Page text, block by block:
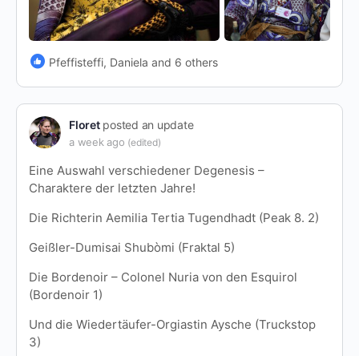
Pfeffisteffi, Daniela and 6 others
Floretposted an update
a week ago (edited)
Eine Auswahl verschiedener Degenesis –
Charaktere der letzten Jahre!
Die Richterin Aemilia Tertia Tugendhadt (Peak 8. 2)
Geißler-Dumisai Shubòmi (Fraktal 5)
Die Bordenoir – Colonel Nuria von den Esquirol
(Bordenoir 1)
Und die Wiedertäufer-Orgiastin Aysche (Truckstop
3)